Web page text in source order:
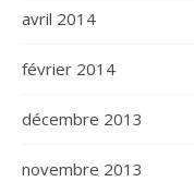
avril 2014
février 2014
décembre 2013
novembre 2013